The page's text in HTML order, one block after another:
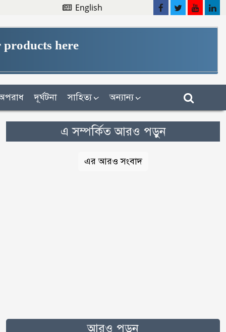
English
here
দূর্ঘটনা সাহিত্য অন্যান্য
এ সম্পর্কিত আরও পড়ুন
এর আরও সংবাদ
আরও পড়ুন